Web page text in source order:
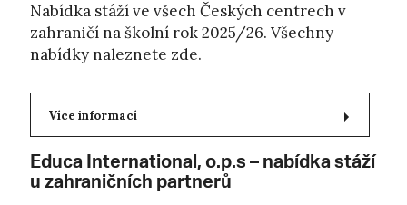
Nabídka stáží ve všech Českých centrech v
zahraničí na školní rok 2025/26. Všechny
nabídky naleznete zde.
Více informací
Educa International, o.p.s – nabídka stáží
u zahraničních partnerů